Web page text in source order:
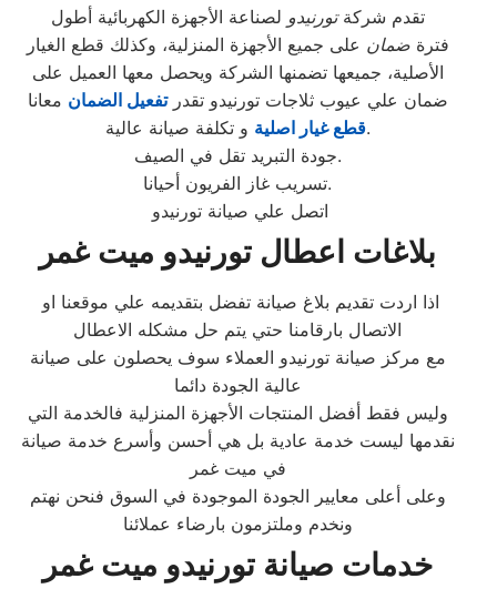
تقدم شركةتورنيدو لصناعة الأجهزة الكهربائية أطول
فترةضمان على جميع الأجهزة المنزلية، وكذلك قطع الغيار
الأصلية، جميعها تضمنها الشركة ويحصل معها العميل على
ضمان علي عيوب ثلاجات تورنيدو تقدرتفعيل الضمان معانا
قطع غيار اصليةو تكلفة صيانة عالية.
جودة التبريد تقل في الصيف.
تسريب غاز الفريون أحيانا.
اتصل علي صيانة تورنيدو
بلاغات اعطال تورنيدو ميت غمر
الاتصال بارقامنا حتي يتم حل مشكله الاعطال
مع مركز صيانة تورنيدو العملاء سوف يحصلون على صيانة
عالية الجودة دائما
وليس فقط أفضل المنتجات الأجهزة المنزلية فالخدمة التي
نقدمها ليست خدمة عادية بل هي أحسن وأسرع خدمة صيانة
في ميت غمر
وعلى أعلى معايير الجودة الموجودة في السوق فنحن نهتم
ونخدم وملتزمون بارضاء عملائنا
خدمات صيانة تورنيدو ميت غمر